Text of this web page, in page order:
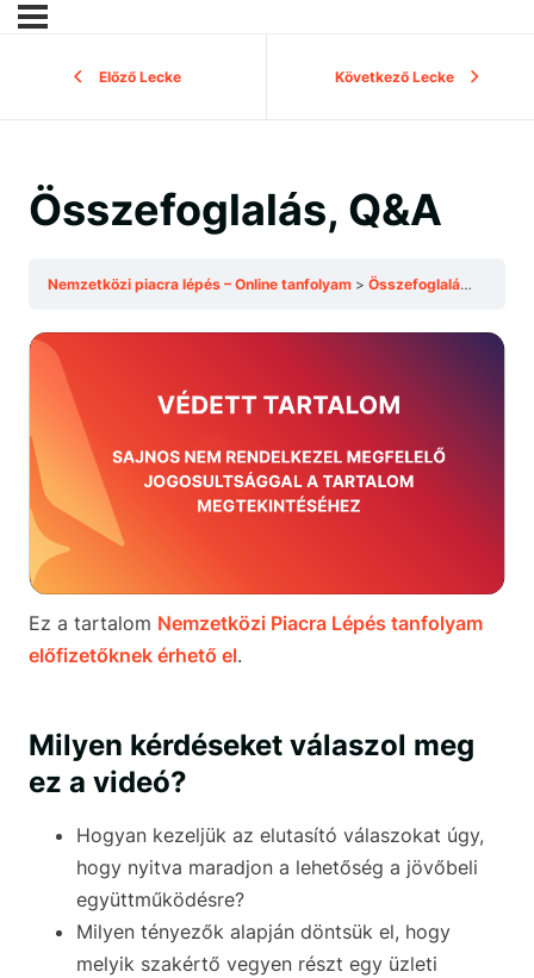
Előző Lecke Következő Lecke
Összefoglalás, Q&A
Nemzetközi piacra lépés – Online tanfolyam Összefoglalás, Q&A
Ez a tartalom Nemzetközi Piacra Lépés tanfolyam
előfizetőknek érhető el.
Milyen kérdéseket válaszol meg
ez a videó?
Hogyan kezeljük az elutasító válaszokat úgy,
hogy nyitva maradjon a lehetőség a jövőbeli
együttműködésre?
Milyen tényezők alapján döntsük el, hogy
melyik szakértő vegyen részt egy üzleti